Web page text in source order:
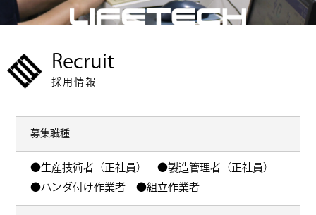
Recruit
採用情報
募集職種
●生産技術者（正社員） ●製造管理者（正社員）
●ハンダ付け作業者 ●組立作業者